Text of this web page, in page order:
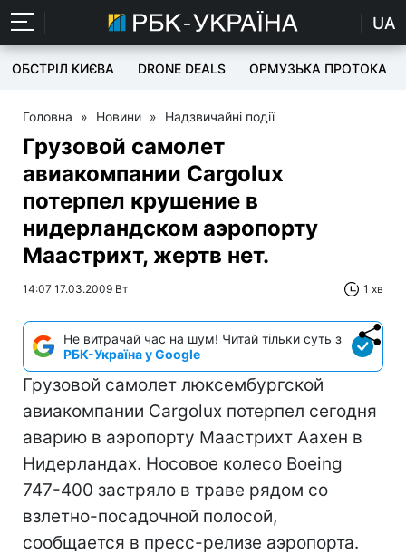
UA
ОБСТРІЛ КИЄВА DRONE DEALS ОРМУЗЬКА ПРОТОКА
Головна » Новини » Надзвичайні події
Грузовой самолет
авиакомпании Cargolux
потерпел крушение в
нидерландском аэропорту
Маастрихт, жертв нет.
14:07 17.03.2009 Вт 1 хв
Не витрачай час на шум! Читай тільки суть з
РБК-Україна у Google
Грузовой самолет люксембургской
авиакомпании Cargolux потерпел сегодня
аварию в аэропорту Маастрихт Аахен в
Нидерландах. Носовое колесо Boeing
747-400 застряло в траве рядом со
взлетно-посадочной полосой,
сообщается в пресс-релизе аэропорта.